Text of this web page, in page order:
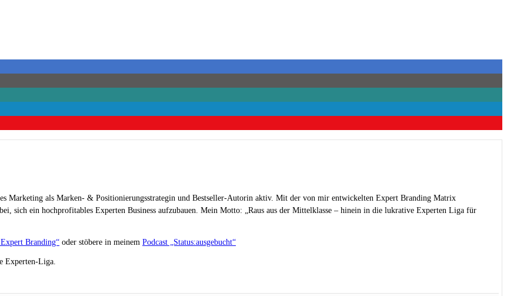
Marketing als Marken- & Positionierungsstrategin und Bestseller-Autorin aktiv. Mit der von mir entwickelten Expert Branding Matrix
sich ein hochprofitables Experten Business aufzubauen. Mein Motto: „Raus aus der Mittelklasse – hinein in die lukrative Experten Liga für
Branding“ oder stöbere in meinem Podcast „Status:ausgebucht“
Experten-Liga.